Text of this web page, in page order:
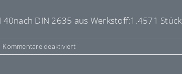
DIN 2635 aus Werkstoff:1.4571 Stück
Kommentare deaktiviertfür
E4040